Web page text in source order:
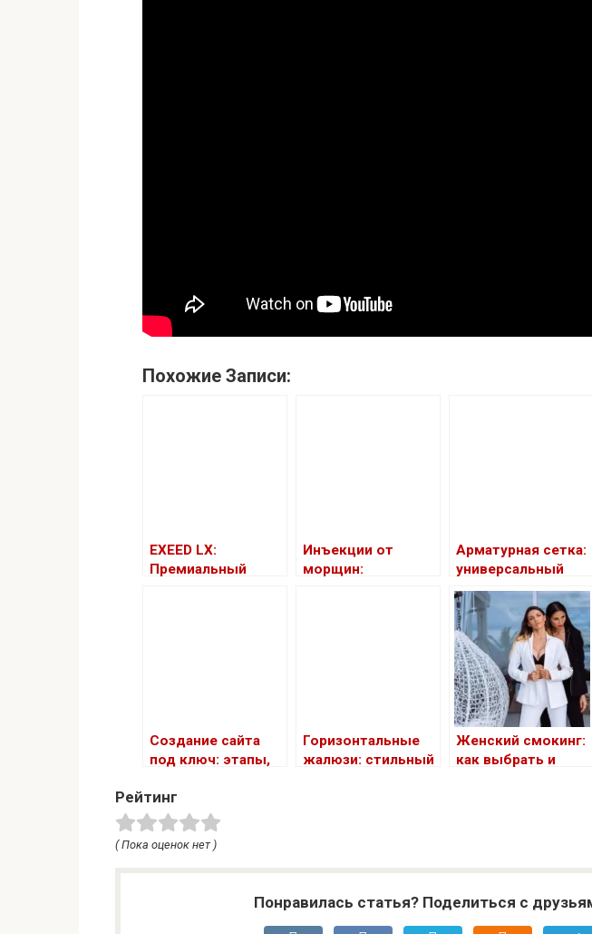
Похожие Записи:
EXEED LX:
Премиальный
Инъекции от
морщин:
Арматурная сетка:
универсальный
материал для
строительства и
ремонта
Создание сайта
под ключ: этапы,
важные моменты
Горизонтальные
жалюзи: стильный
Женский смокинг:
как выбрать и
Рейтинг
( Пока оценок нет )
Понравилась статья? Поделиться с